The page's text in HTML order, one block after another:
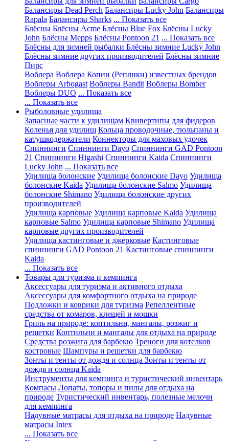
Балансиры Dead Perch Балансиры Lucky John Балансиры
Rapala Балансиры Sharks ... Показать все
Блёсны Блёсны Acme Блёсны Blue Fox Блёсны Lucky
John Блёсны Mepps Блёсны Pontoon 21 ... Показать все
Блёсны для зимней рыбалки Блёсны зимние Lucky John
Блёсны зимние других производителей Блёсны зимние
Пирс
Воблера Воблера Копии (Реплики) известных брендов
Воблеры Arbogast Воблеры Bandit Воблеры Bomber
Воблеры DUO ... Показать все
... Показать все
Рыболовные удилища
Запасные части к удилищам Квивертипы для фидеров
Коленья для удилищ Кольца проводочные, тюльпаны и
катушкодержатели Коннекторы для маховых удочек
Спиннинги Спиннинги Dayo Спиннинги GAD Pontoon
21 Спиннинги Higashi Спиннинги Kaida Спиннинги
Lucky John ... Показать все
Удилища болонские Удилища болонские Dayo Удилища
болонские Kaida Удилища болонские Salmo Удилища
болонские Shimano Удилища болонские других
производителей
Удилища карповые Удилища карповые Kaida Удилища
карповые Salmo Удилища карповые Shimano Удилища
карповые других производителей
Удилища кастинговые и джерковые Кастинговые
спиннинги GAD Pontoon 21 Кастинговые спиннинги
Kaida
... Показать все
Товары для туризма и кемпинга
Аксессуары для туризма и активного отдыха
Аксессуары для комфортного отдыха на природе
Подложки и коврики для туризма Репеллентные
средства от комаров, клещей и мошки
Гриль на природе: коптильни, мангалы, розжиг и
решетки Коптильни и мангалы для отдыха на природе
Средства розжига для барбекю Треноги для котелков
костровые Шампуры и решетки для барбекю
Зонты и тенты от дождя и солнца Зонты и тенты от
дождя и солнца Kaida
Инструменты для кемпинга и туристический инвентарь
Компасы Лопаты, топоры и пилы для отдыха на
природе Туристический инвентарь, полезные мелочи
для кемпинга
Надувные матрасы для отдыха на природе Надувные
матрасы Intex
... Показать все